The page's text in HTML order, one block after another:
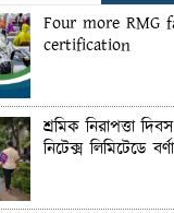
Four more RMG
certification
শ্রমিক নিরাপত্তা
নিটেক্স লিমিটেডে